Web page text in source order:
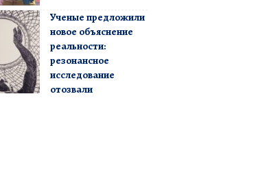
Ученые предложили
новое объяснение
реальности:
резонансное
исследование
отозвали